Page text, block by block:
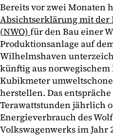
Bereits vor zwei Monaten
Absichtserklärung mit der
(NWO) für den Bau einer
Produktionsanlage auf
Wilhelmshaven
künftig aus norwegischem
Kubikmeter
herstellen. Das
Terawattstunden jährlich
Energieverbrauch des
Volkswagenwerks im Jahr